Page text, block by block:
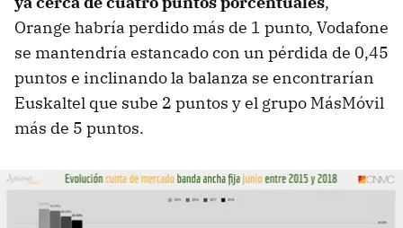
Orange habría perdido más de 1 punto, Vodafone
se mantendría estancado con un pérdida de 0,45
puntos e inclinando la balanza se encontrarían
Euskaltel que sube 2 puntos y el grupo MásMóvil
más de 5 puntos.